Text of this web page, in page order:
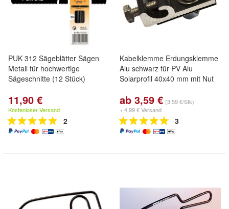
PUK 312 Sägeblätter Sägen
Metall für hochwertige
Sägeschnitte (12 Stück)
11,90 €
Kostenloser Versand
2
Kabelklemme Erdungsklemme
Alu schwarz für PV Alu
Solarprofil 40x40 mm mit Nut
ab 3,59 € (3,59 €/Stk)
+ 4,99 € Versand
3